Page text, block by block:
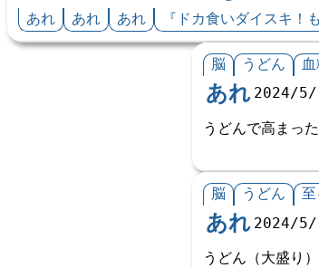
あれ
あれ あれ 『ドカ食いダイスキ！
脳 うどん
あれ 2024/
うどんで高まっ
脳 うどん 至
あれ 2024/
うどん（大盛り